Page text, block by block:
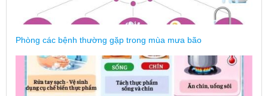
Phòng các bệnh thường gặp trong mùa mưa bão